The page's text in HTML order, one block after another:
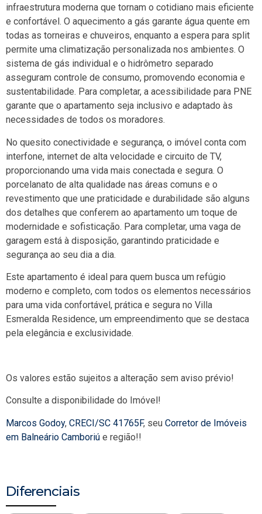
infraestrutura moderna que tornam o cotidiano mais eficiente
e confortável. O aquecimento a gás garante água quente em
todas as torneiras e chuveiros, enquanto a espera para split
permite uma climatização personalizada nos ambientes. O
sistema de gás individual e o hidrômetro separado
asseguram controle de consumo, promovendo economia e
sustentabilidade. Para completar, a acessibilidade para PNE
garante que o apartamento seja inclusivo e adaptado às
necessidades de todos os moradores.
No quesito conectividade e segurança, o imóvel conta com
interfone, internet de alta velocidade e circuito de TV,
proporcionando uma vida mais conectada e segura. O
porcelanato de alta qualidade nas áreas comuns e o
revestimento que une praticidade e durabilidade são alguns
dos detalhes que conferem ao apartamento um toque de
modernidade e sofisticação. Para completar, uma vaga de
garagem está à disposição, garantindo praticidade e
segurança ao seu dia a dia.
Este apartamento é ideal para quem busca um refúgio
moderno e completo, com todos os elementos necessários
para uma vida confortável, prática e segura no Villa
Esmeralda Residence, um empreendimento que se destaca
pela elegância e exclusividade.
Os valores estão sujeitos a alteração sem aviso prévio!
Consulte a disponibilidade do Imóvel!
Marcos Godoy, CRECI/SC 41765F, seu Corretor de Imóveis
em Balneário Camboriú e região!!
Diferenciais